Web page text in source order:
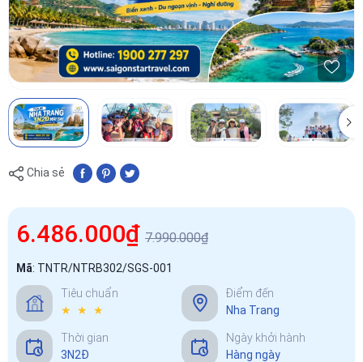
Chia sẻ
6.486.000₫ 7.990.000₫
Mã: TNTR/NTRB302/SGS-001
Tiêu chuẩn
★ ★ ★
Điểm đến
Nha Trang
Thời gian
3N2Đ
Ngày khởi hành
Hàng ngày